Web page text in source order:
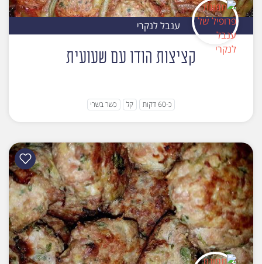
ענבל לנקרי
קציצות הודו עם שעועית
כ-60 דקות קל כשר בשרי